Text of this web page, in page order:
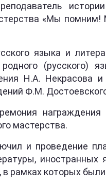
«Мы
языка и
(русского)
Н.А. Некрасова и
Ф.М.
награждения
мастерства.
и проведение
иностранных
рамках которых